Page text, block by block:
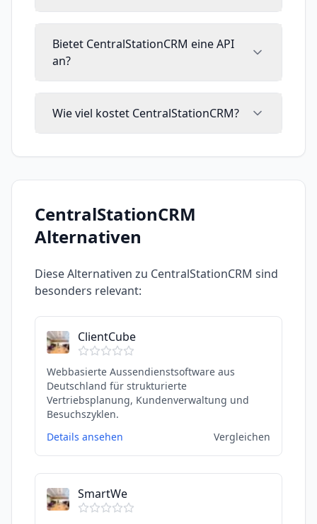
Bietet CentralStationCRM eine API
an?
Wie viel kostet CentralStationCRM?
CentralStationCRM
Alternativen
Diese Alternativen zu CentralStationCRM sind
besonders relevant:
ClientCube
Webbasierte Aussendienstsoftware aus
Deutschland für strukturierte
Vertriebsplanung, Kundenverwaltung und
Besuchszyklen.
Details ansehen
Vergleichen
SmartWe